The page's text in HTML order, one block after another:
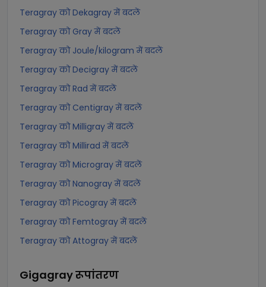
Teragray को Dekagray में बदलें
Teragray को Gray में बदलें
Teragray को Joule/kilogram में बदलें
Teragray को Decigray में बदलें
Teragray को Rad में बदलें
Teragray को Centigray में बदलें
Teragray को Milligray में बदलें
Teragray को Millirad में बदलें
Teragray को Microgray में बदलें
Teragray को Nanogray में बदलें
Teragray को Picogray में बदलें
Teragray को Femtogray में बदलें
Teragray को Attogray में बदलें
Gigagrayरूपांतरण